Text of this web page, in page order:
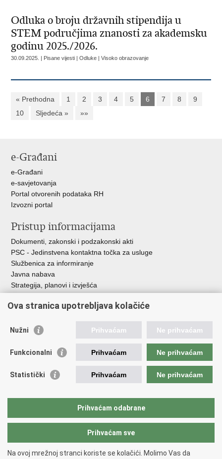
Odluka o broju državnih stipendija u
STEM područjima znanosti za akademsku
godinu 2025./2026.
30.09.2025. | Pisane vijesti | Odluke | Visoko obrazovanje
« Prethodna 1 2 3 4 5 6 7 8
9
10
Sljedeća » »»
e-Građani
e-Građani
e-savjetovanja
Portal otvorenih podataka RH
Izvozni portal
Pristup informacijama
Dokumenti, zakonski i podzakonski akti
PSC - Jedinstvena kontaktna točka za usluge
Službenica za informiranje
Javna nabava
Strategija, planovi i izvješća
Korisne poveznice
Vlada RH
ASOO
CARNET
Ova stranica upotrebljava kolačiće
Nužni Prihvaćam Ne prihvaćam
Funkcionalni Prihvaćam Ne prihvaćam
Statistički Prihvaćam Ne prihvaćam
Prihvaćam odabrane
Prihvaćam sve
Na ovoj mrežnoj stranci koriste se kolačići. Molimo Vas da